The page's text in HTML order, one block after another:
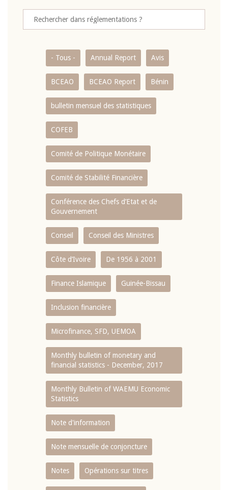
- Tous - Annual Report Avis
BCEAO BCEAO Report Bénin
bulletin mensuel des statistiques
COFEB
Comité de Politique Monétaire
Comité de Stabilité Financière
Conférence des Chefs d’Etat et de
Gouvernement
Conseil Conseil des Ministres
Côte d’Ivoire De 1956 à 2001
Finance Islamique Guinée-Bissau
Inclusion financière
Microfinance, SFD, UEMOA
Monthly bulletin of monetary and
financial statistics - December, 2017
Monthly Bulletin of WAEMU Economic
Statistics
Note d'information
Note mensuelle de conjoncture
Notes Opérations sur titres